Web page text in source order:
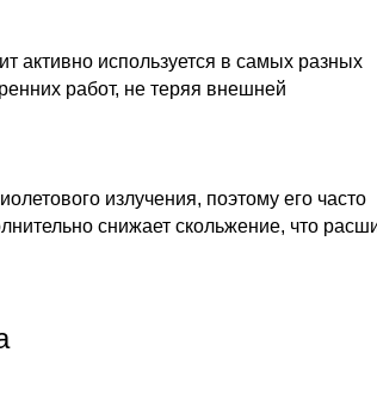
активно используется в самых разных
работ, не теряя внешней
излучения, поэтому его часто
снижает скольжение, что